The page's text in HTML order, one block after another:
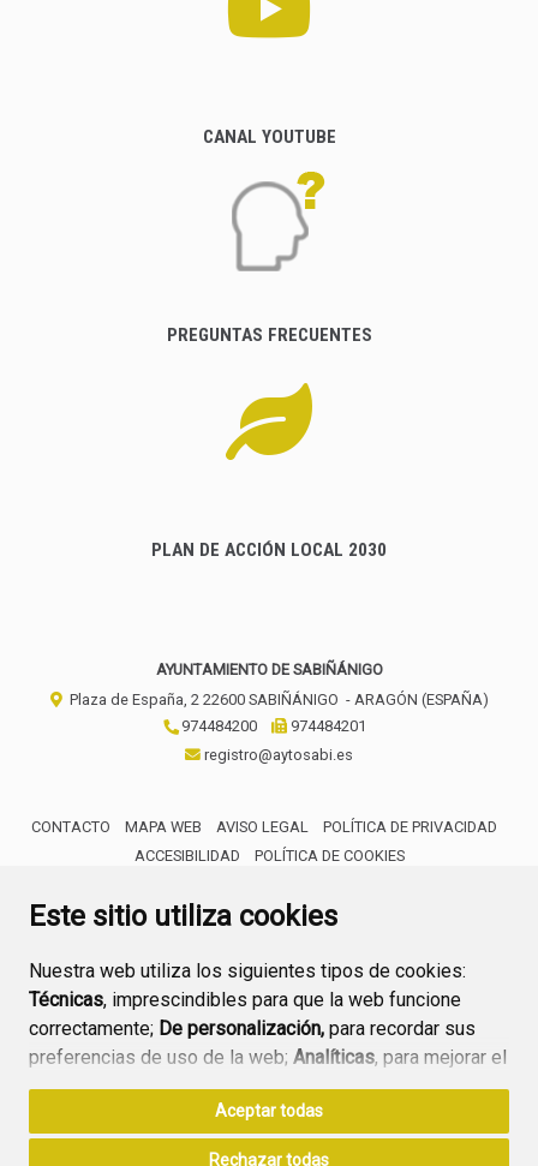
Este sitio utiliza cookies
Nuestra web utiliza los siguientes tipos de cookies:
Técnicas, imprescindibles para que la web funcione
correctamente; De personalización, para recordar sus
preferencias de uso de la web; Analíticas, para mejorar el
funcionamiento de la web y sus servicios.
Si acepta pulsando el botón“Aceptar todas”
Aceptar todas
Rechazar todas
CANAL YOUTUBE
PREGUNTAS FRECUENTES
PLAN DE ACCIÓN LOCAL 2030
AYUNTAMIENTO DE SABIÑÁNIGO
Plaza de España, 2 22600 SABIÑÁNIGO - ARAGÓN (ESPAÑA)
974484200
974484201
registro@aytosabi.es
CONTACTO MAPA WEB AVISO LEGAL
POLÍTICA DE PRIVACIDAD
ACCESIBILIDAD
POLÍTICA DE COOKIES